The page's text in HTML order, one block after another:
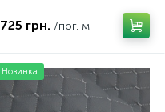
ширина 1,35м Туреччина
725 грн. /пог. м
Новинка